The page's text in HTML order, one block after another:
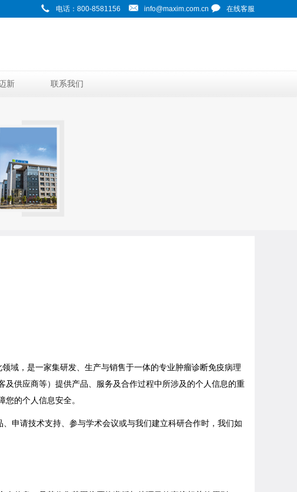
电话：800-8581156 info@maxim.com.cn 在线客服
新 联系我们
域，是一家集研发、生产与销售于一体的专业肿瘤诊断免疫病理
供应商等）提供产品、服务及合作过程中所涉及的个人信息的重
的个人信息安全。
申请技术支持、参与学术会议或与我们建立科研合作时，我们如